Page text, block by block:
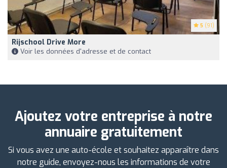
5 (91)
Rijschool Drive More
Voir les données d'adresse et de contact
Ajoutez votre entreprise à notre
annuaire gratuitement
Si vous avez une auto-école et souhaitez apparaître dans
notre guide, envoyez-nous les informations de votre